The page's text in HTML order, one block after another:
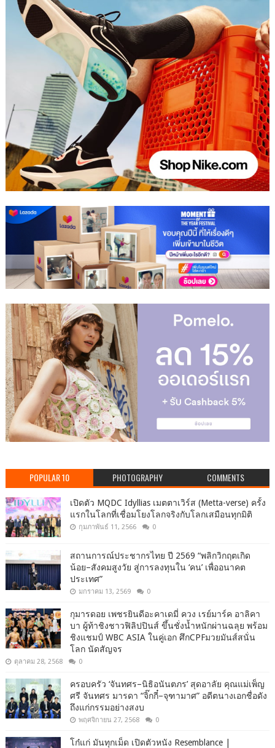
POPULAR 10 PHOTOGRAPHY COMMENTS
เปิดตัว MQDC Idyllias เมตตาเวิร์ส (Metta-verse) ครั้ง
แรกในโลกที่เชื่อมโยงโลกจริงกับโลกเสมือนทุกมิติ
กุมภาพันธ์ 11, 2566 0
สถานการณ์ประชากรไทย ปี 2569 “พลิกวิกฤตเกิด
น้อย–สังคมสูงวัย สู่การลงทุนใน ‘คน’ เพื่ออนาคต
ประเทศ”
มกราคม 13, 2569 0
กุมารดอย เพชรยินดีอะคาเดมี่ ควง เรย์มาร์ค อาลิคา
บา ผู้ท้าชิงชาวฟิลิปปินส์ ขึ้นชั่งน้ำหนักผ่านฉลุย พร้อม
ชิงแชมป์ WBC ASIA ในคู่เอก ศึกCPFมวยมันส์สนั่น
โลก นัดสัญจร
ตุลาคม 28, 2568 0
ครอบครัว ‘จันทศร–นิธิอนันตภร’ สุดอาลัย คุณแม่เพ็ญ
ศรี จันทศร มารดา “จิ๊กกี๋–จุฑามาศ” อดีตนางเอกชื่อดัง
ถึงแก่กรรมอย่างสงบ
พฤศจิกายน 27, 2568 0
โก๋แก่ มันทุกเม็ด เปิดตัวหนัง Resemblance |